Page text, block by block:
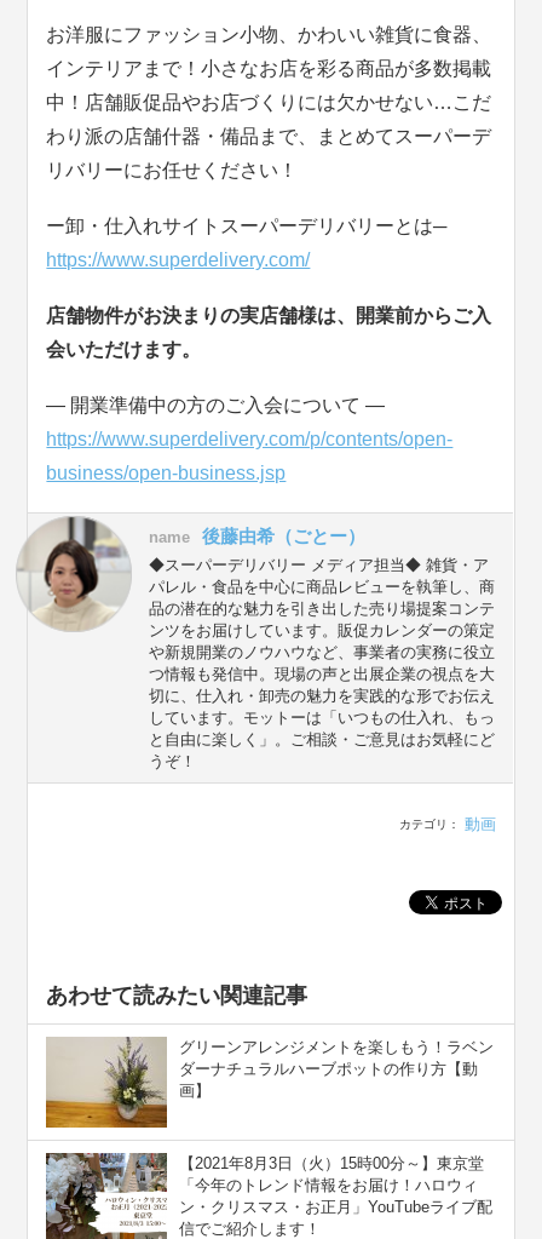
お洋服にファッション小物、かわいい雑貨に食器、
インテリアまで！小さなお店を彩る商品が多数掲載
中！店舗販促品やお店づくりには欠かせない…こだ
わり派の店舗什器・備品まで、まとめてスーパーデ
リバリーにお任せください！
ー卸・仕入れサイトスーパーデリバリーとは─
https://www.superdelivery.com/
店舗物件がお決まりの実店舗様は、開業前からご入
会いただけます。
― 開業準備中の方のご入会について ―
https://www.superdelivery.com/p/contents/open-
business/open-business.jsp
name 後藤由希（ごとー）
◆スーパーデリバリー メディア担当◆ 雑貨・ア
パレル・食品を中心に商品レビューを執筆し、商
品の潜在的な魅力を引き出した売り場提案コンテ
ンツをお届けしています。販促カレンダーの策定
や新規開業のノウハウなど、事業者の実務に役立
つ情報も発信中。現場の声と出展企業の視点を大
切に、仕入れ・卸売の魅力を実践的な形でお伝え
しています。モットーは「いつもの仕入れ、もっ
と自由に楽しく」。ご相談・ご意見はお気軽にど
うぞ！
カテゴリ： 動画
あわせて読みたい関連記事
グリーンアレンジメントを楽しもう！ラベン
ダーナチュラルハーブポットの作り方【動
画】
【2021年8月3日（火）15時00分～】東京堂
「今年のトレンド情報をお届け！ハロウィ
ン・クリスマス・お正月」YouTubeライブ配
信でご紹介します！